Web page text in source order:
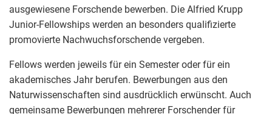
ausgewiesene Forschende bewerben. Die Alfried Krupp
Junior-Fellowships werden an besonders qualifizierte
promovierte Nachwuchsforschende vergeben.
Fellows werden jeweils für ein Semester oder für ein
akademisches Jahr berufen. Bewerbungen aus den
Naturwissenschaften sind ausdrücklich erwünscht. Auch
gemeinsame Bewerbungen mehrerer Forschender für